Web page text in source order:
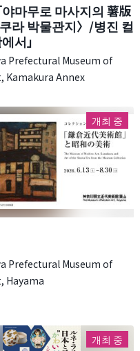
마무로 마사지의 薯版
라 박물관지〉/병진 컬
서」
Prefectural Museum of
Kamakura Annex
개최 중
Prefectural Museum of
Hayama
개최 중